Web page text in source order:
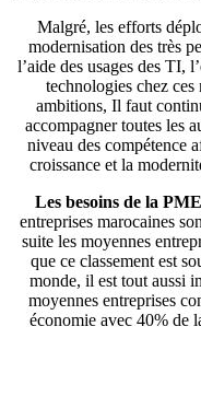
Malgré, les efforts
modernisation des très
l’aide des usages des TI,
technologies chez ces
ambitions, Il faut
accompagner toutes les
niveau des compétence
croissance et la
Les besoins de la
entreprises marocaines
suite les moyennes
que ce classement est
monde, il est tout aussi
moyennes entreprises
économie avec 40% de